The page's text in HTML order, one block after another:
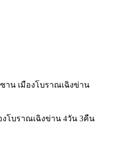
งโบราณเฉิงข่าน 4วัน 3คืน